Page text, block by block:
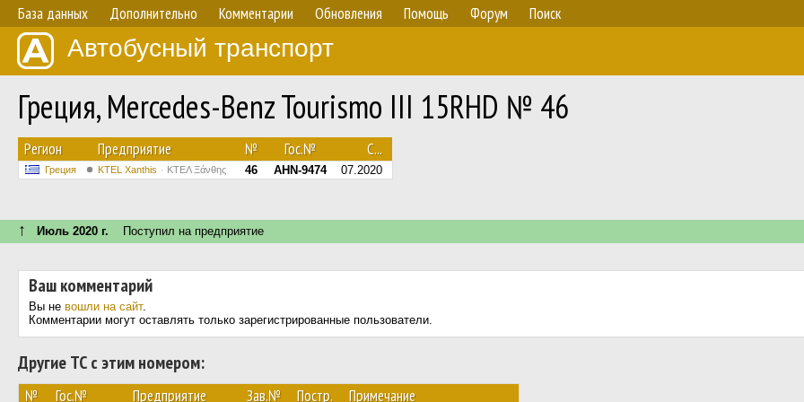
База данных Дополнительно Комментарии Обновления Помощь Форум Поиск
Автобусный транспорт
Греция, Mercedes-Benz Tourismo III 15RHD № 46
Регион Предприятие № Гос.№ С...
Греция KTEL Xanthis ΚΤΕΛ Ξάνθης 46 AHN-9474 07.2020
↑ Июль 2020 г. Поступил на предприятие
Ваш комментарий
Вы не вошли на сайт.
Комментарии могут оставлять только зарегистрированные пользователи.
Другие ТС с этим номером:
№ Гос.№ Предприятие Зав.№ Постр. Примечание